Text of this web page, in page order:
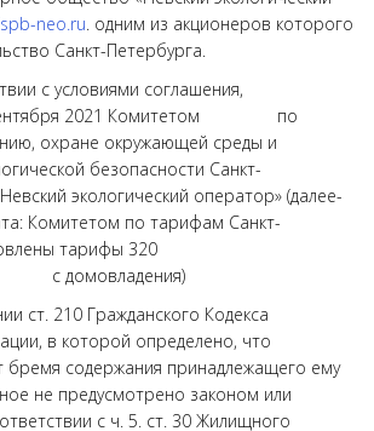
neo.ru. одним из акционеров которого
Санкт-Петербурга.
с условиями соглашения,
сентября 2021 Комитетом по
охране окружающей среды и
безопасности Санкт-
экологический оператор» (далее-
Комитетом по тарифам Санкт-
тарифы 320
210 Гражданского Кодекса
в которой определено, что
бремя содержания принадлежащего ему
не предусмотрено законом или
с ч. 5. ст. 30 Жилищного